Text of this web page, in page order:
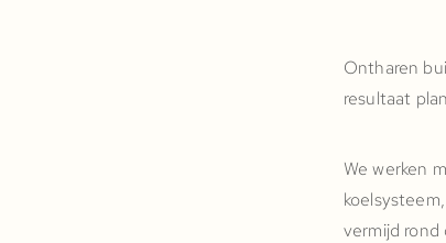
Ontharen
resultaat
We werken
vermijd rond